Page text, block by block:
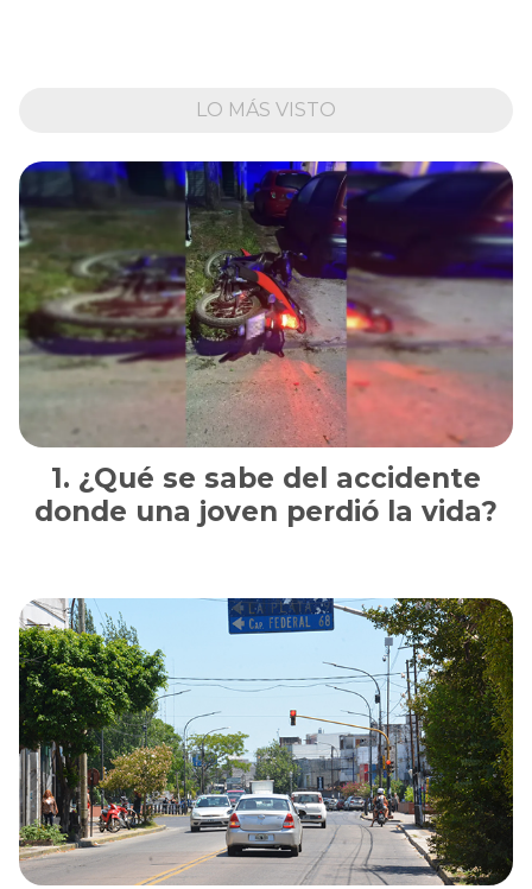
LO MÁS VISTO
¿Qué se sabe del accidente
donde una joven perdió la vida?